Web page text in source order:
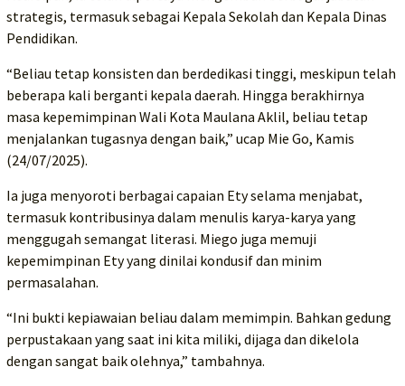
strategis, termasuk sebagai Kepala Sekolah dan Kepala Dinas
Pendidikan.
“Beliau tetap konsisten dan berdedikasi tinggi, meskipun telah
beberapa kali berganti kepala daerah. Hingga berakhirnya
masa kepemimpinan Wali Kota Maulana Aklil, beliau tetap
menjalankan tugasnya dengan baik,” ucap Mie Go, Kamis
(24/07/2025).
Ia juga menyoroti berbagai capaian Ety selama menjabat,
termasuk kontribusinya dalam menulis karya-karya yang
menggugah semangat literasi. Miego juga memuji
kepemimpinan Ety yang dinilai kondusif dan minim
permasalahan.
“Ini bukti kepiawaian beliau dalam memimpin. Bahkan gedung
perpustakaan yang saat ini kita miliki, dijaga dan dikelola
dengan sangat baik olehnya,” tambahnya.